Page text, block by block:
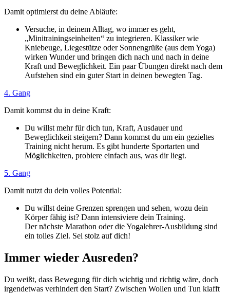
Damit optimierst du deine Abläufe:
Versuche, in deinem Alltag, wo immer es geht,
„Minitrainingseinheiten“ zu integrieren. Klassiker wie
Kniebeuge, Liegestütze oder Sonnengrüße (aus dem Yoga)
wirken Wunder und bringen dich nach und nach in deine
Kraft und Beweglichkeit. Ein paar Übungen direkt nach dem
Aufstehen sind ein guter Start in deinen bewegten Tag.
4. Gang
Damit kommst du in deine Kraft:
Du willst mehr für dich tun, Kraft, Ausdauer und
Beweglichkeit steigern? Dann kommst du um ein gezieltes
Training nicht herum. Es gibt hunderte Sportarten und
Möglichkeiten, probiere einfach aus, was dir liegt.
5. Gang
Damit nutzt du dein volles Potential:
Du willst deine Grenzen sprengen und sehen, wozu dein
Körper fähig ist? Dann intensiviere dein Training.
Der nächste Marathon oder die Yogalehrer-Ausbildung sind
ein tolles Ziel. Sei stolz auf dich!
Immer wieder Ausreden?
Du weißt, dass Bewegung für dich wichtig und richtig wäre, doch
irgendetwas verhindert den Start? Zwischen Wollen und Tun klafft